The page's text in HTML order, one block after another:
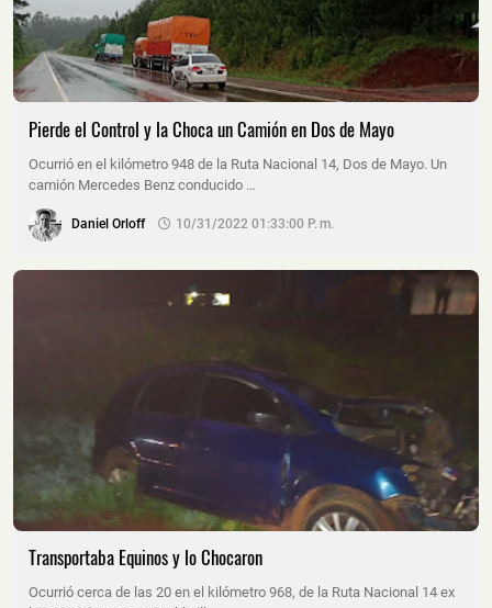
Pierde el Control y la Choca un Camión en Dos de Mayo
Ocurrió en el kilómetro 948 de la Ruta Nacional 14, Dos de Mayo. Un
camión Mercedes Benz conducido …
Daniel Orloff 10/31/2022 01:33:00 P. M.
Transportaba Equinos y lo Chocaron
Ocurrió cerca de las 20 en el kilómetro 968, de la Ruta Nacional 14 ex